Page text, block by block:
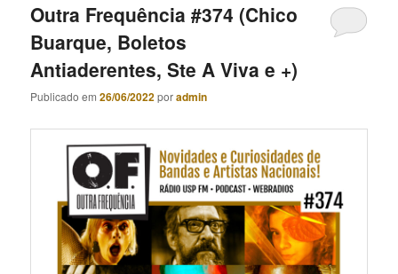
Outra Frequência #374 (Chico
Buarque, Boletos
Antiaderentes, Ste A Viva e +)
Publicado em26/06/2022poradmin